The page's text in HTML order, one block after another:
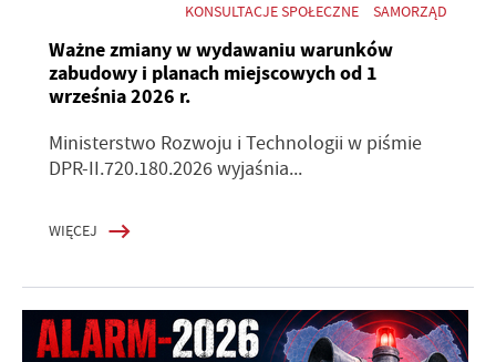
KONSULTACJE SPOŁECZNE
SAMORZĄD
Ważne zmiany w wydawaniu warunków
zabudowy i planach miejscowych od 1
września 2026 r.
Ministerstwo Rozwoju i Technologii w piśmie
DPR-II.720.180.2026 wyjaśnia...
WIĘCEJ